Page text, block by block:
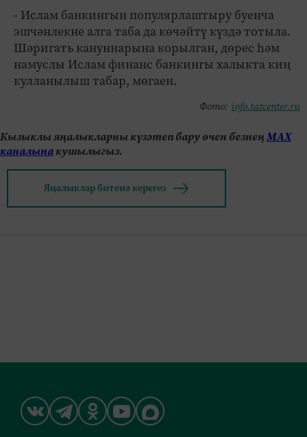
- Ислам банкингын популярлаштыру буенча
эшчәнлекне алга таба да көчәйтү күздә тотыла.
Шәригать кануннарына корылган, дөрес һәм
намуслы Ислам финанс банкингы халыкта киң
кулланылыш табар, мөгаен.
Фото: info.tatcenter.ru
Кызыклы яңалыкларны күзәтеп бару өчен безнеңМАХ
каналынакушылыгыз.
Яңалыклар битенә керегез